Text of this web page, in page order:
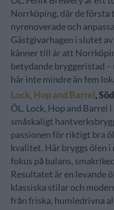
Norrköping, där de första
nyrenoverade och
Gästgivarhagen i slutet
känner till är att
betydande bryggeristad
här inte mindre än fem
Lock, Hop and Barrel,
ÖL. Lock, Hop and Barrel
småskaligt
passionen för riktigt bra
kvalitet. Här bryggs ölen i
fokus på balans,
Resultatet är en levande
klassiska stilar och
från friska, humledrivna